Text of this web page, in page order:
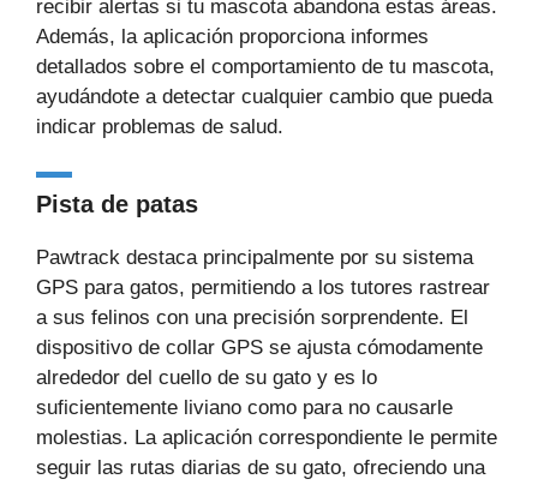
recibir alertas si tu mascota abandona estas áreas.
Además, la aplicación proporciona informes
detallados sobre el comportamiento de tu mascota,
ayudándote a detectar cualquier cambio que pueda
indicar problemas de salud.
Pista de patas
Pawtrack destaca principalmente por su sistema
GPS para gatos, permitiendo a los tutores rastrear
a sus felinos con una precisión sorprendente. El
dispositivo de collar GPS se ajusta cómodamente
alrededor del cuello de su gato y es lo
suficientemente liviano como para no causarle
molestias. La aplicación correspondiente le permite
seguir las rutas diarias de su gato, ofreciendo una